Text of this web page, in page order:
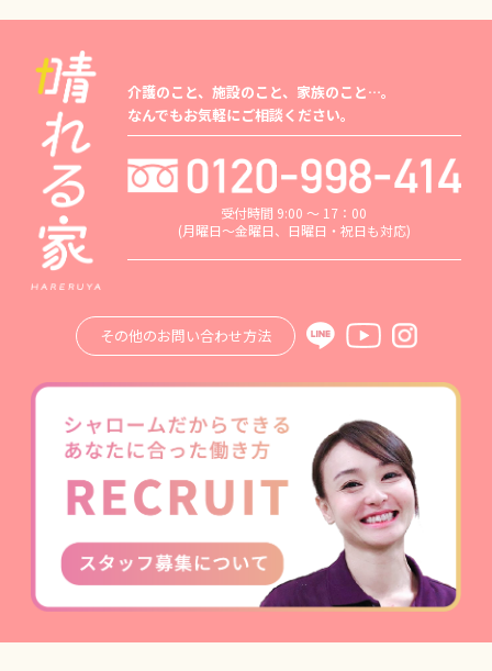
介護のこと、施設のこと、家族のこと…。
なんでもお気軽にご相談ください。
受付時間 9:00 ～ 17：00
(月曜日～金曜日、日曜日・祝日も対応)
その他のお問い合わせ方法